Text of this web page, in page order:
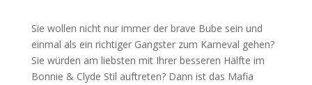
Sie wollen nicht nur immer der brave Bube sein und
einmal als ein richtiger Gangster zum Karneval gehen?
Sie würden am liebsten mit Ihrer besseren Hälfte im
Bonnie & Clyde Stil auftreten? Dann ist das Mafia